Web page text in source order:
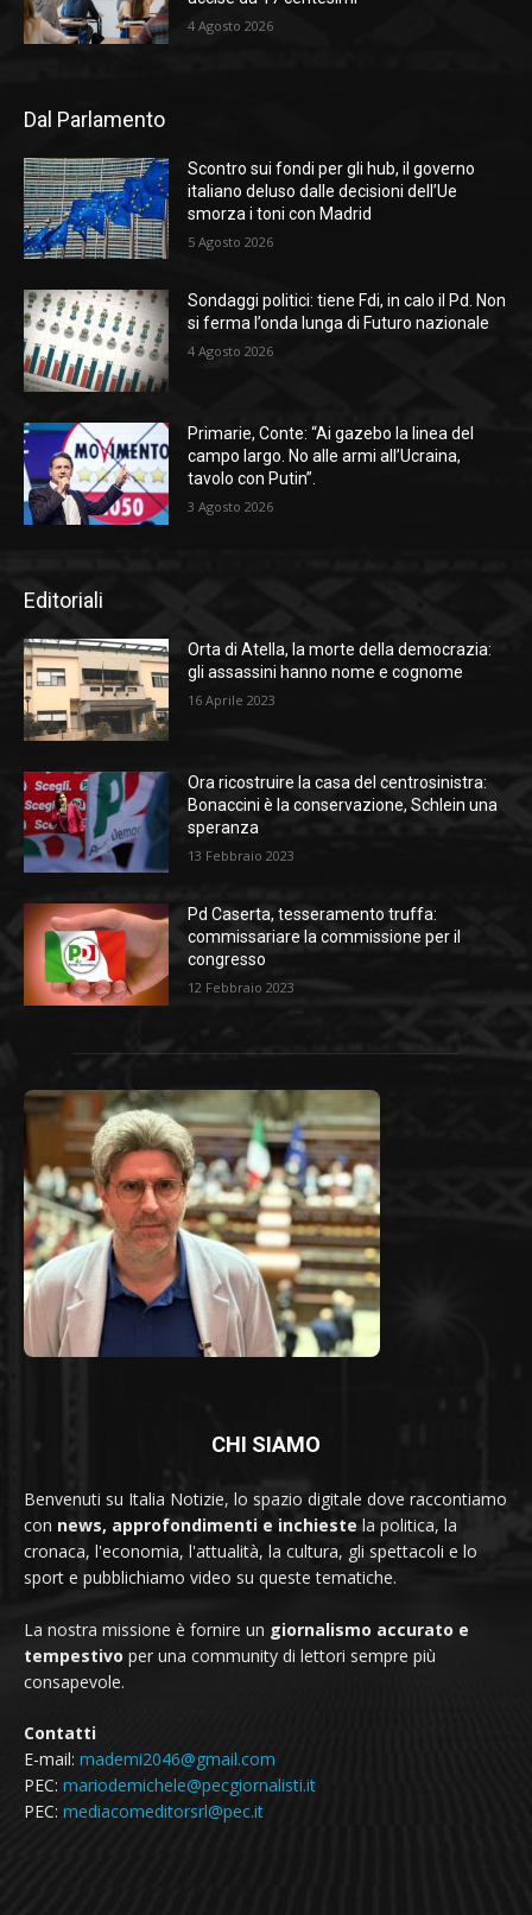
4 Agosto 2026
Dal Parlamento
Scontro sui fondi per gli hub, il governo
italiano deluso dalle decisioni dell’Ue
smorza i toni con Madrid
5 Agosto 2026
Sondaggi politici: tiene Fdi, in calo il Pd. Non
si ferma l’onda lunga di Futuro nazionale
4 Agosto 2026
Primarie, Conte: “Ai gazebo la linea del
campo largo. No alle armi all’Ucraina,
tavolo con Putin”.
3 Agosto 2026
Editoriali
Orta di Atella, la morte della democrazia:
gli assassini hanno nome e cognome
16 Aprile 2023
Ora ricostruire la casa del centrosinistra:
Bonaccini è la conservazione, Schlein una
speranza
13 Febbraio 2023
Pd Caserta, tesseramento truffa:
commissariare la commissione per il
congresso
12 Febbraio 2023
CHI SIAMO
Benvenuti su Italia Notizie, lo spazio digitale dove raccontiamo
con news, approfondimenti e inchieste la politica, la
cronaca, l'economia, l'attualità, la cultura, gli spettacoli e lo
sport e pubblichiamo video su queste tematiche.
La nostra missione è fornire un giornalismo accurato e
tempestivo per una community di lettori sempre più
consapevole.
Contatti
E-mail: mademi2046@gmail.com
PEC: mariodemichele@pecgiornalisti.it
PEC: mediacomeditorsrl@pec.it